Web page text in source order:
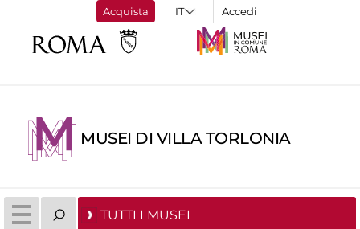
Acquista Accedi
MUSEI DI VILLA TORLONIA
TUTTI I MUSEI